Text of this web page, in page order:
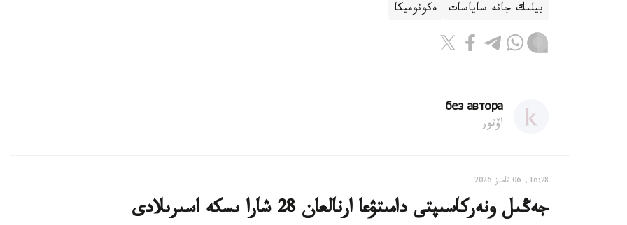
بيلىك جانە ساياسات ەكونوميكا
без автора
اۆتور
16:28, 06 تامىز 2026
جەڭىل ونەركاسىپتى دامىتۋعا ارنالعان 28 شارا ىسكە اسىرىلادى